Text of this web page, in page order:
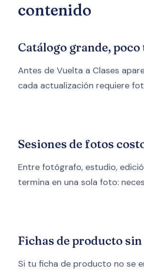
contenido
Catálogo grande,
Antes de Vuelta a Clases
cada actualización requiere
Sesiones de fotos
Entre fotógrafo, estudio,
termina en una sola foto:
Fichas de producto
Si tu ficha de producto no se